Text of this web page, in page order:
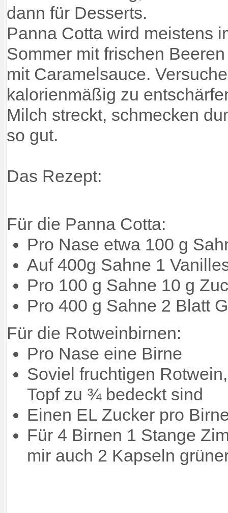
dann für Desserts.
Panna Cotta wird meistens
Sommer mit frischen
mit Caramelsauce.
kalorienmäßig zu
Milch streckt, schmecken
so gut.
Das Rezept:
Für die Panna Cotta:
Pro Nase etwa 100 g
Auf 400g Sahne 1
Pro 100 g Sahne 10 g
Pro 400 g Sahne 2 Blatt
Für die Rotweinbirnen:
Pro Nase eine Birne
Soviel fruchtigen
Topf zu ¾ bedeckt sind
Einen EL Zucker pro
Für 4 Birnen 1 Stange
mir auch 2 Kapseln